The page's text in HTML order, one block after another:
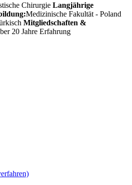
Chirurgie Langjährige
Medizinische Fakultät - Poland
Mitgliedschaften &
20 Jahre Erfahrung